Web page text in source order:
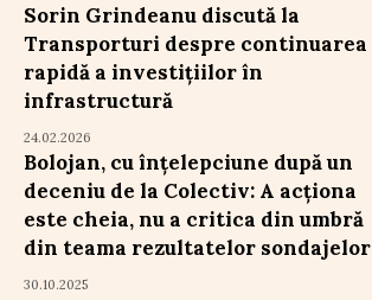
Sorin Grindeanu discută la
Transporturi despre continuarea
rapidă a investițiilor în
infrastructură
24.02.2026
Bolojan, cu înțelepciune după un
deceniu de la Colectiv: A acționa
este cheia, nu a critica din umbră
din teama rezultatelor sondajelor
30.10.2025